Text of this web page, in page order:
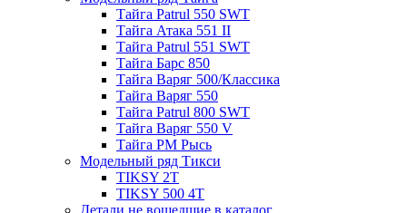
Тайга Patrul 550 SWT
Тайга Атака 551 II
Тайга Patrul 551 SWT
Тайга Барс 850
Тайга Варяг 500/Классика
Тайга Варяг 550
Тайга Patrul 800 SWT
Тайга Варяг 550 V
Тайга РМ Рысь
Модельный ряд Тикси
TIKSY 2T
TIKSY 500 4T
Детали не вошедшие в каталог